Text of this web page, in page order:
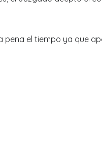
pena el tiempo ya que